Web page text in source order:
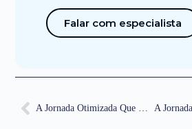
Falar com especialista
A Jornada Otimizada Que Revoluciona Pagamentos No E-Commerce